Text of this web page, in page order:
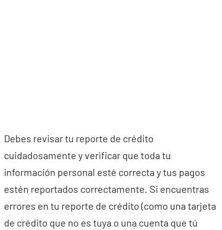
Debes revisar tu reporte de crédito
cuidadosamente y verificar que toda tu
información personal esté correcta y tus pagos
estén reportados correctamente. Si encuentras
errores en tu reporte de crédito (como una tarjeta
de crédito que no es tuya o una cuenta que tú